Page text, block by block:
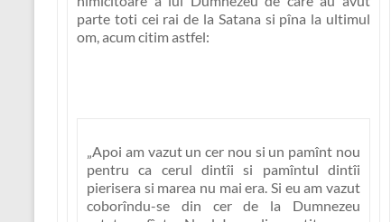
parte toti cei rai de la Satana si pîna la ultimul
om, acum citim astfel:
„Apoi am vazut un cer nou si un pamînt nou
pentru ca cerul dintîi si pamîntul dintîi
pierisera si marea nu mai era. Si eu am vazut
coborîndu-se din cer de la Dumnezeu